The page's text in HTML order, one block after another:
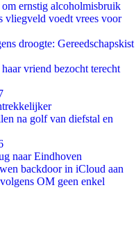
ernstig alcoholmisbruik
vliegveld voedt vrees voor
droogte: Gereedschapskist
vriend bezocht terecht
na golf van diefstal en
naar Eindhoven
backdoor in iCloud aan
OM geen enkel